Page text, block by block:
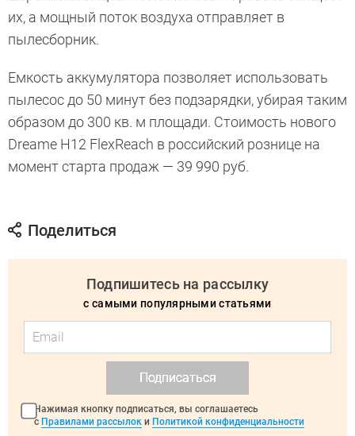
их, а мощный поток воздуха отправляет в
пылесборник.
Емкость аккумулятора позволяет использовать
пылесос до 50 минут без подзарядки, убирая таким
образом до 300 кв. м площади. Стоимость нового
Dreame H12 FlexReach в российский рознице на
момент старта продаж — 39 990 руб.
Поделиться
Подпишитесь на рассылку
с самыми популярными статьями
Подписаться
Нажимая кнопку подписаться, вы соглашаетесь
с Правилами рассылок и Политикой конфиденциальности